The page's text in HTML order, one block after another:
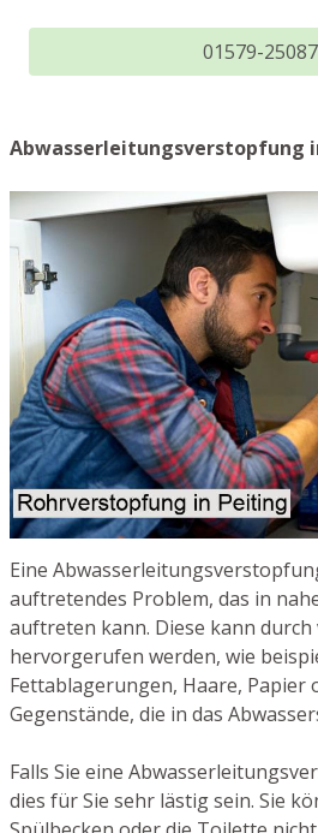
01579-
Abwasserleitungsverstopfung
Eine
auftretendes Problem, das in
auftreten kann. Diese kann
hervorgerufen werden, wie
Fettablagerungen, Haare, Papier
Gegenstände, die in das
Falls Sie eine
dies für Sie sehr lästig sein. Sie